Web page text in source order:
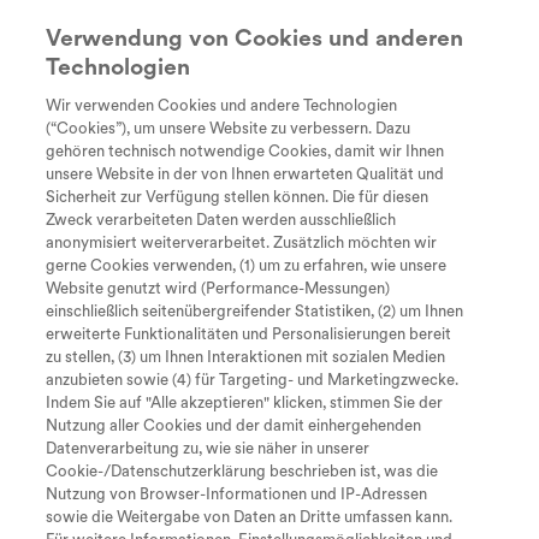
Tastaturkürzel zur Bedienung der
Seite
Zum Inhalt
Zum Hauptmenü
Seite durchsuchen
Nach oben springen
Every Day
Unstoppable
Diagnose
Therapie &
Behandlung
Suche
search
Lexikon
Oral
Der Begriff „oral“ ist eine Kurzform von
„peroral“ (lateinisch: per = durch und os =
Mund). Es bedeutet, dass ein Medikament
geschluckt wird.
Synonyme: Orale
Zurück zum Lexikon
Verwendung von Cookies und anderen
Technologien
Wir verwenden Cookies und andere Technologien
(“Cookies”), um unsere Website zu verbessern. Dazu
gehören technisch notwendige Cookies, damit wir Ihnen
unsere Website in der von Ihnen erwarteten Qualität und
Sicherheit zur Verfügung stellen können. Die für diesen
Zweck verarbeiteten Daten werden ausschließlich
anonymisiert weiterverarbeitet. Zusätzlich möchten wir
gerne Cookies verwenden, (1) um zu erfahren, wie unsere
Website genutzt wird (Performance-Messungen)
einschließlich seitenübergreifender Statistiken, (2) um Ihnen
erweiterte Funktionalitäten und Personalisierungen bereit
zu stellen, (3) um Ihnen Interaktionen mit sozialen Medien
anzubieten sowie (4) für Targeting- und Marketingzwecke.
Indem Sie auf "Alle akzeptieren" klicken, stimmen Sie der
Nutzung aller Cookies und der damit einhergehenden
Datenverarbeitung zu, wie sie näher in unserer
Cookie-/Datenschutzerklärung beschrieben ist, was die
Nutzung von Browser-Informationen und IP-Adressen
sowie die Weitergabe von Daten an Dritte umfassen kann.